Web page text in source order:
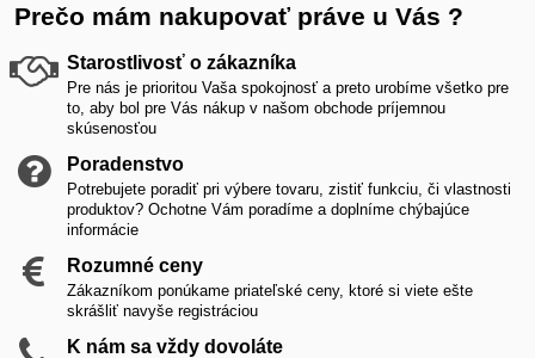
Prečo mám nakupovať práve u Vás ?
Starostlivosť o zákazníka
Pre nás je prioritou Vaša spokojnosť a preto urobíme všetko pre
to, aby bol pre Vás nákup v našom obchode príjemnou
skúsenosťou
Poradenstvo
Potrebujete poradiť pri výbere tovaru, zistiť funkciu, či vlastnosti
produktov? Ochotne Vám poradíme a doplníme chýbajúce
informácie
Rozumné ceny
Zákazníkom ponúkame priateľské ceny, ktoré si viete ešte
skrášliť navyše registráciou
K nám sa vždy dovoláte